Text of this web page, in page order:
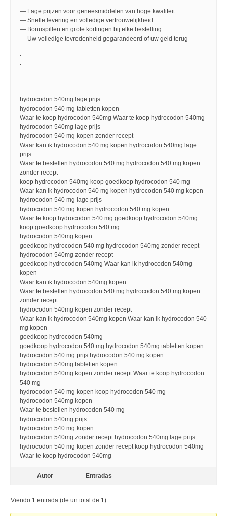
— Lage prijzen voor geneesmiddelen van hoge kwaliteit
— Snelle levering en volledige vertrouwelijkheid
— Bonuspillen en grote kortingen bij elke bestelling
— Uw volledige tevredenheid gegarandeerd of uw geld terug
.
.
.
.
.
hydrocodon 540mg lage prijs
hydrocodon 540 mg tabletten kopen
Waar te koop hydrocodon 540mg Waar te koop hydrocodon 540mg
hydrocodon 540mg lage prijs
hydrocodon 540 mg kopen zonder recept
Waar kan ik hydrocodon 540 mg kopen hydrocodon 540mg lage
prijs
Waar te bestellen hydrocodon 540 mg hydrocodon 540 mg kopen
zonder recept
koop hydrocodon 540mg koop goedkoop hydrocodon 540 mg
Waar kan ik hydrocodon 540 mg kopen hydrocodon 540 mg kopen
hydrocodon 540 mg lage prijs
hydrocodon 540 mg kopen hydrocodon 540 mg kopen
Waar te koop hydrocodon 540 mg goedkoop hydrocodon 540mg
koop goedkoop hydrocodon 540 mg
hydrocodon 540mg kopen
goedkoop hydrocodon 540 mg hydrocodon 540mg zonder recept
hydrocodon 540mg zonder recept
goedkoop hydrocodon 540mg Waar kan ik hydrocodon 540mg
kopen
Waar kan ik hydrocodon 540mg kopen
Waar te bestellen hydrocodon 540 mg hydrocodon 540 mg kopen
zonder recept
hydrocodon 540mg kopen zonder recept
Waar kan ik hydrocodon 540mg kopen Waar kan ik hydrocodon 540
mg kopen
goedkoop hydrocodon 540mg
goedkoop hydrocodon 540 mg hydrocodon 540mg tabletten kopen
hydrocodon 540 mg prijs hydrocodon 540 mg kopen
hydrocodon 540mg tabletten kopen
hydrocodon 540mg kopen zonder recept Waar te koop hydrocodon
540 mg
hydrocodon 540 mg kopen koop hydrocodon 540 mg
hydrocodon 540mg kopen
Waar te bestellen hydrocodon 540 mg
hydrocodon 540mg prijs
hydrocodon 540 mg kopen
hydrocodon 540mg zonder recept hydrocodon 540mg lage prijs
hydrocodon 540 mg kopen zonder recept koop hydrocodon 540mg
Waar te koop hydrocodon 540mg
Autor Entradas
Viendo 1 entrada (de un total de 1)